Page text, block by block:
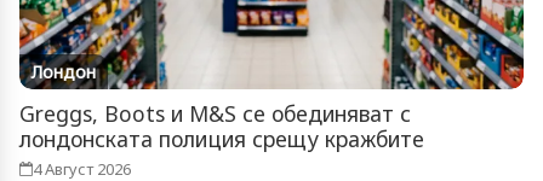
Лондон
Greggs, Boots и M&S се обединяват с
лондонската полиция срещу кражбите
4 Август 2026